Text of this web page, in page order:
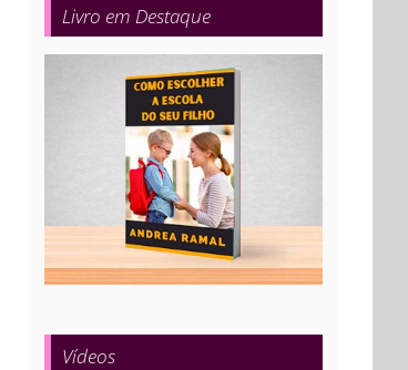
Livro em Destaque
Vídeos